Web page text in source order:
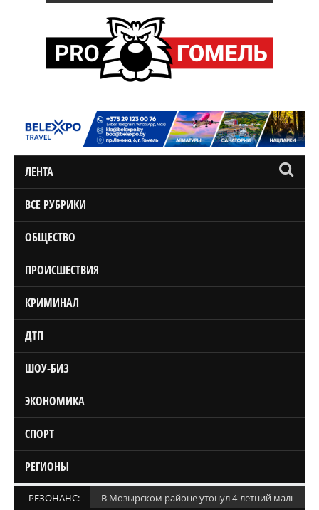
ЛЕНТА
ВСЕ РУБРИКИ
ОБЩЕСТВО
ПРОИСШЕСТВИЯ
КРИМИНАЛ
ДТП
ШОУ-БИЗ
ЭКОНОМИКА
СПОРТ
РЕГИОНЫ
РЕЗОНАНС: В Мозырском районе утонул 4-летний мальчик